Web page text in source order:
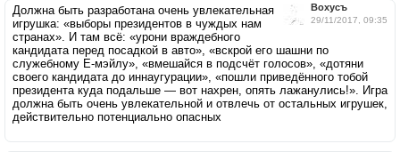
Вохусъ
29/11/2017, 09:35
Должна быть разработана очень увлекательная
игрушка: «выборы президентов в чуждых нам
странах». И там всё: «урони враждебного
кандидата перед посадкой в авто», «вскрой его шашни по
служебному Е-мэйлу», «вмешайся в подсчёт голосов», «дотяни
своего кандидата до иннаугурации», «пошли приведённого тобой
президента куда подальше — вот наxpeн, опять лажанулись!». Игра
должна быть очень увлекательной и отвлечь от остальных игрушек,
действительно потенциально опасных